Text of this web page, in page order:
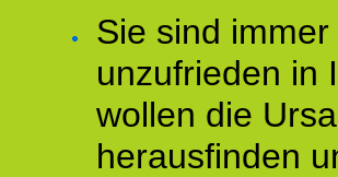
Sie sind
unzufrieden in
wollen die
herausfinden